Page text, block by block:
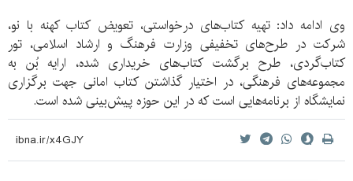
وی ادامه داد: تهیه کتاب‌های درخواستی، تعویض کتاب کهنه با نو،
شرکت در طرح‌های تخفیفی وزارت فرهنگ و ارشاد اسلامی، تور
کتاب‌گردی، طرح برگشت کتاب‌های خریداری شده، ارایه بُن به
مجموعه‌های فرهنگی، در اختیار گذاشتن کتاب امانی جهت برگزاری
نمایشگاه از برنامه‌هایی است که در این حوزه پیش‌بینی شده است.